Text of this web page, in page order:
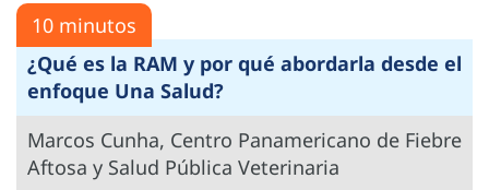
10 minutos
¿Qué es la RAM y por qué abordarla desde el
enfoque Una Salud?
Marcos Cunha, Centro Panamericano de Fiebre
Aftosa y Salud Pública Veterinaria